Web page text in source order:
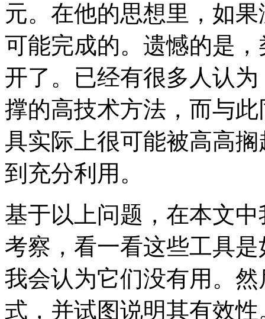
元。在他的思想里，如
可能完成的。遗憾的是
开了。已经有很多人认
撑的高技术方法，而与
具实际上很可能被高高
到充分利用。
基于以上问题，在本文
考察，看一看这些工具
我会认为它们没有用。
式，并试图说明其有效